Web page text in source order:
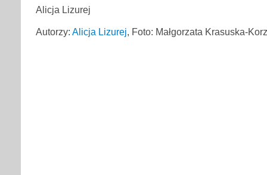
Alicja Lizurej
Autorzy: Alicja Lizurej, Foto: Małgorzata Krasuska-